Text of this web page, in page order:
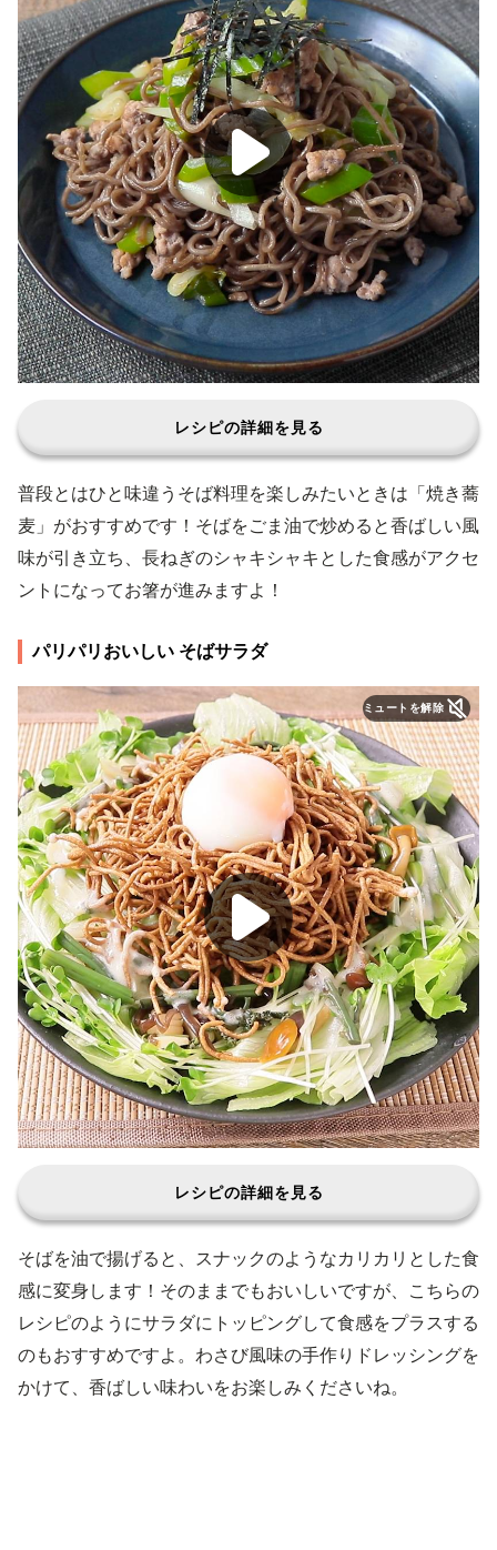
レシピの詳細を見る
普段とはひと味違うそば料理を楽しみたいときは「焼き蕎
麦」がおすすめです！そばをごま油で炒めると香ばしい風
味が引き立ち、長ねぎのシャキシャキとした食感がアクセ
ントになってお箸が進みますよ！
パリパリおいしい そばサラダ
ミュートを解除
レシピの詳細を見る
そばを油で揚げると、スナックのようなカリカリとした食
感に変身します！そのままでもおいしいですが、こちらの
レシピのようにサラダにトッピングして食感をプラスする
のもおすすめですよ。わさび風味の手作りドレッシングを
かけて、香ばしい味わいをお楽しみくださいね。